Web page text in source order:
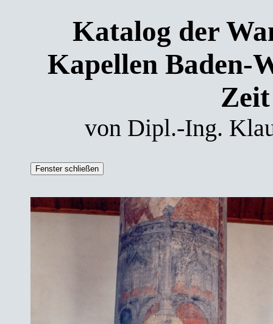
Katalog der
Kapellen Baden-
von Dipl.-Ing.